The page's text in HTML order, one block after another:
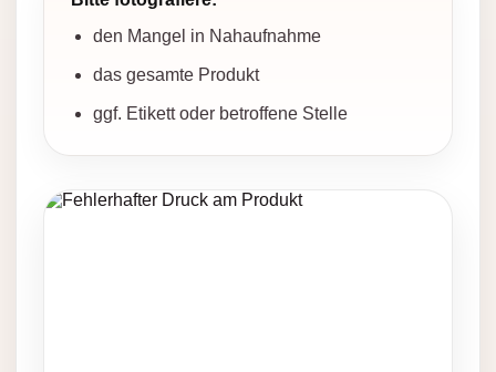
den Mangel in Nahaufnahme
das gesamte Produkt
ggf. Etikett oder betroffene Stelle